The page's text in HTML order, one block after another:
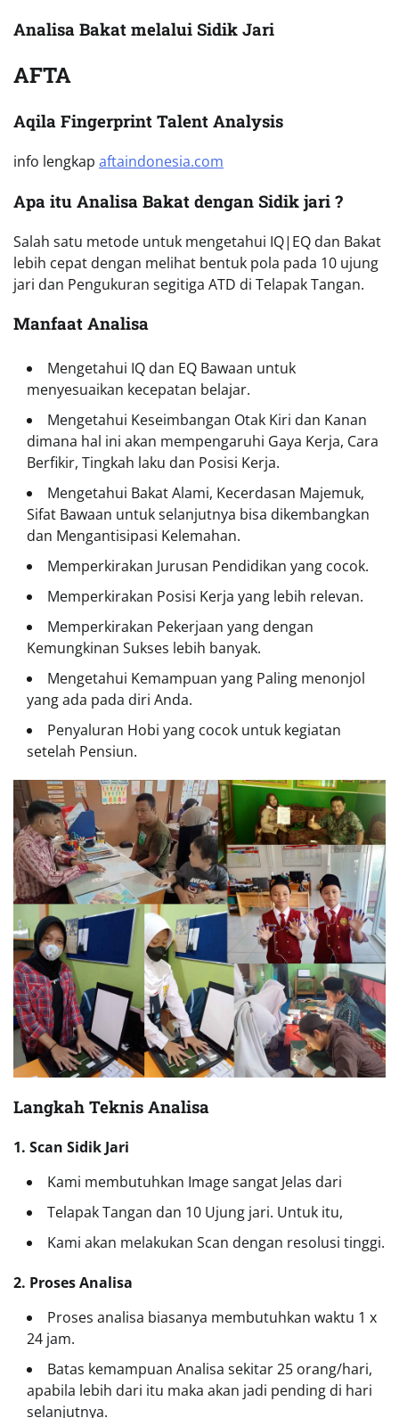
Analisa Bakat melalui Sidik Jari
AFTA
Aqila Fingerprint Talent Analysis
info lengkap aftaindonesia.com
Apa itu Analisa Bakat dengan Sidik jari ?
Salah satu metode untuk mengetahui IQ|EQ dan Bakat
lebih cepat dengan melihat bentuk pola pada 10 ujung
jari dan Pengukuran segitiga ATD di Telapak Tangan.
Manfaat Analisa
Mengetahui IQ dan EQ Bawaan untuk
menyesuaikan kecepatan belajar.
Mengetahui Keseimbangan Otak Kiri dan Kanan
dimana hal ini akan mempengaruhi Gaya Kerja, Cara
Berfikir, Tingkah laku dan Posisi Kerja.
Mengetahui Bakat Alami, Kecerdasan Majemuk,
Sifat Bawaan untuk selanjutnya bisa dikembangkan
dan Mengantisipasi Kelemahan.
Memperkirakan Jurusan Pendidikan yang cocok.
Memperkirakan Posisi Kerja yang lebih relevan.
Memperkirakan Pekerjaan yang dengan
Kemungkinan Sukses lebih banyak.
Mengetahui Kemampuan yang Paling menonjol
yang ada pada diri Anda.
Penyaluran Hobi yang cocok untuk kegiatan
setelah Pensiun.
Langkah Teknis Analisa
1. Scan Sidik Jari
Kami membutuhkan Image sangat Jelas dari
Telapak Tangan dan 10 Ujung jari. Untuk itu,
Kami akan melakukan Scan dengan resolusi tinggi.
2. Proses Analisa
Proses analisa biasanya membutuhkan waktu 1 x
24 jam.
Batas kemampuan Analisa sekitar 25 orang/hari,
apabila lebih dari itu maka akan jadi pending di hari
selanjutnya.